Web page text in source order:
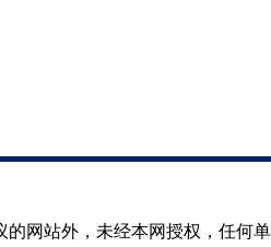
网站外，未经本网授权，任何